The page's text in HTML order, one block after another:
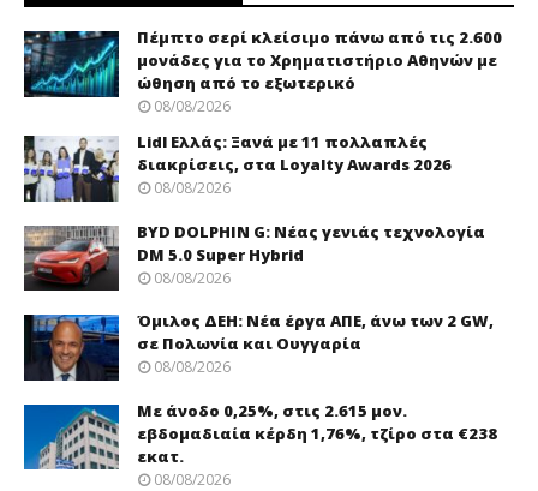
Πέμπτο σερί κλείσιμο πάνω από τις 2.600
μονάδες για το Χρηματιστήριο Αθηνών με
ώθηση από το εξωτερικό
08/08/2026
Lidl Ελλάς: Ξανά με 11 πολλαπλές
διακρίσεις, στα Loyalty Awards 2026
08/08/2026
BYD DOLPHIN G: Νέας γενιάς τεχνολογία
DM 5.0 Super Hybrid
08/08/2026
Όμιλος ΔΕΗ: Νέα έργα ΑΠΕ, άνω των 2 GW,
σε Πολωνία και Ουγγαρία
08/08/2026
Με άνοδο 0,25%, στις 2.615 μον.
εβδομαδιαία κέρδη 1,76%, τζίρο στα €238
εκατ.
08/08/2026